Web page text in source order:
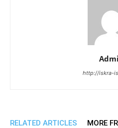
http://iskra-
RELATED ARTICLES MORE